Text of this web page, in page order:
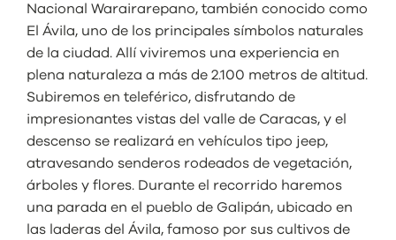
Nacional Warairarepano, también conocido como
El Ávila, uno de los principales símbolos naturales
de la ciudad. Allí viviremos una experiencia en
plena naturaleza a más de 2.100 metros de altitud.
Subiremos en teleférico, disfrutando de
impresionantes vistas del valle de Caracas, y el
descenso se realizará en vehículos tipo jeep,
atravesando senderos rodeados de vegetación,
árboles y flores. Durante el recorrido haremos
una parada en el pueblo de Galipán, ubicado en
las laderas del Ávila, famoso por sus cultivos de